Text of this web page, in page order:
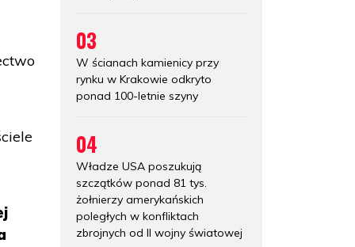
03
W ścianach kamienicy przy
rynku w Krakowie odkryto
ponad 100-letnie szyny
04
Władze USA poszukują
szczątków ponad 81 tys.
żołnierzy amerykańskich
poległych w konfliktach
zbrojnych od II wojny światowej